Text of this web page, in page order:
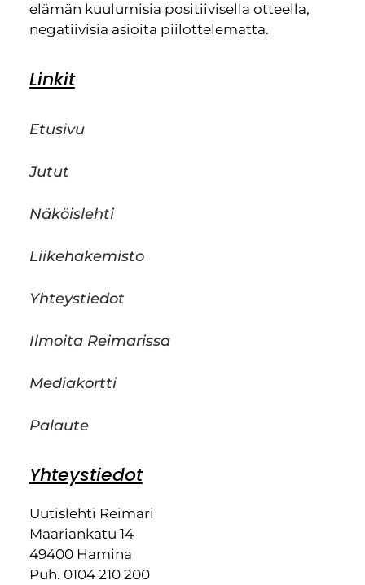
elämän kuulumisia positiivisella otteella,
negatiivisia asioita piilottelematta.
Linkit
Etusivu
Jutut
Näköislehti
Liikehakemisto
Yhteystiedot
Ilmoita Reimarissa
Mediakortti
Palaute
Yhteystiedot
Uutislehti Reimari
Maariankatu 14
49400 Hamina
Puh. 0104 210 200